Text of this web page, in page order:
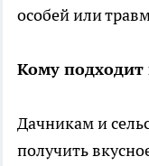
особей или
Кому подходит
Дачникам и
получить